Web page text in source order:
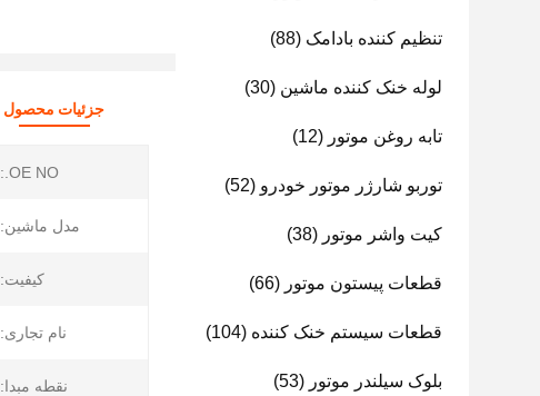
تنظیم کننده بادامک (88)
لوله خنک کننده ماشین (30)
تابه روغن موتور (12)
توربو شارژر موتور خودرو (52)
کیت واشر موتور (38)
قطعات پیستون موتور (66)
قطعات سیستم خنک کننده (104)
بلوک سیلندر موتور (53)
جزئیات محصول
OE NO.:
مدل ماشین:
کیفیت:
نام تجاری:
نقطه مبدا: